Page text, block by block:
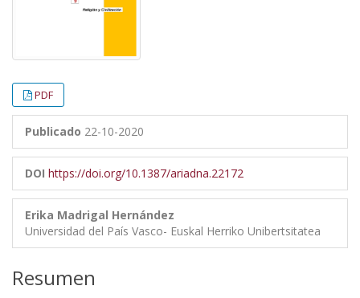
PDF
Publicado 22-10-2020
DOI https://doi.org/10.1387/ariadna.22172
Erika Madrigal Hernández
Universidad del País Vasco- Euskal Herriko Unibertsitatea
Resumen